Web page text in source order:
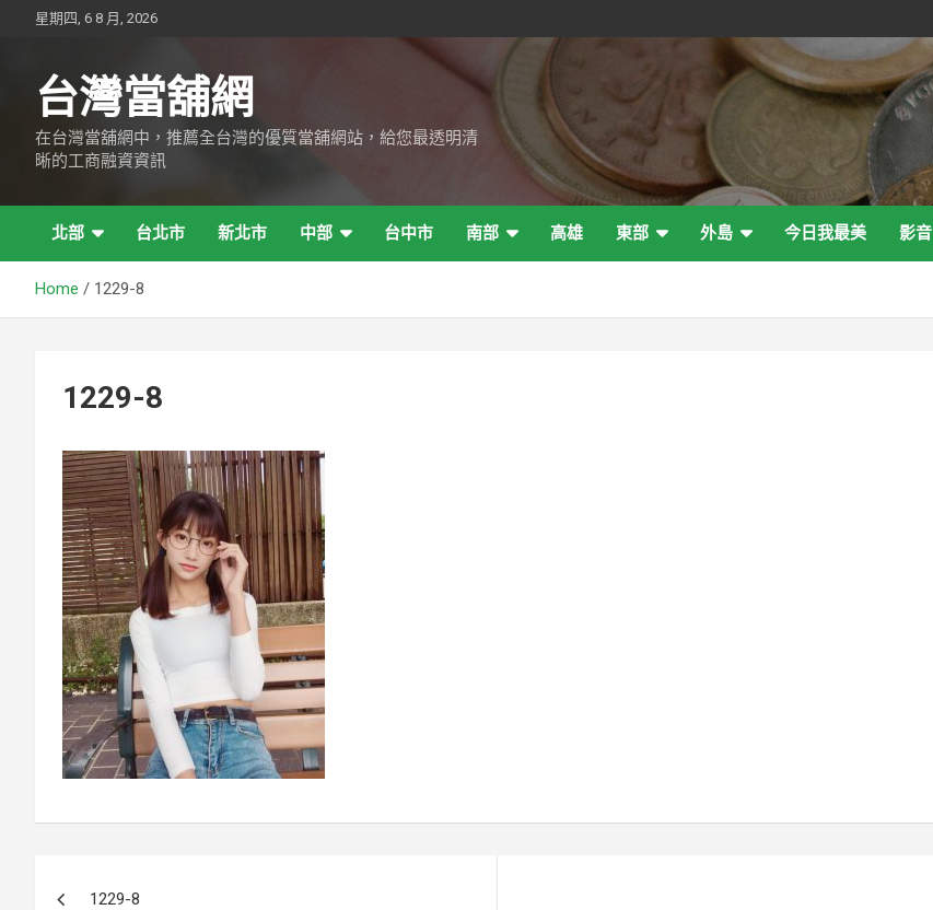
星期四, 6 8 月, 2026
台灣當舖網
在台灣當舖網中，推薦全台灣的優質當舖網站，給您最透明清
晰的工商融資資訊
北部 台北市 新北市 中部 台中市 南部 高雄 東部 外島 今日我最美 影音
Home 1229-8
1229-8
1229-8